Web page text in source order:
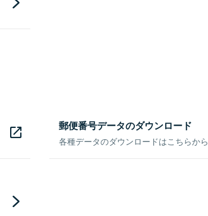
郵便番号データのダウンロード
各種データのダウンロードはこちらか